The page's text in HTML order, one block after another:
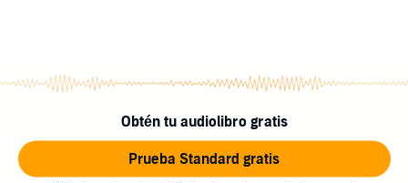
Obtén tu audiolibro gratis
Prueba Standard gratis